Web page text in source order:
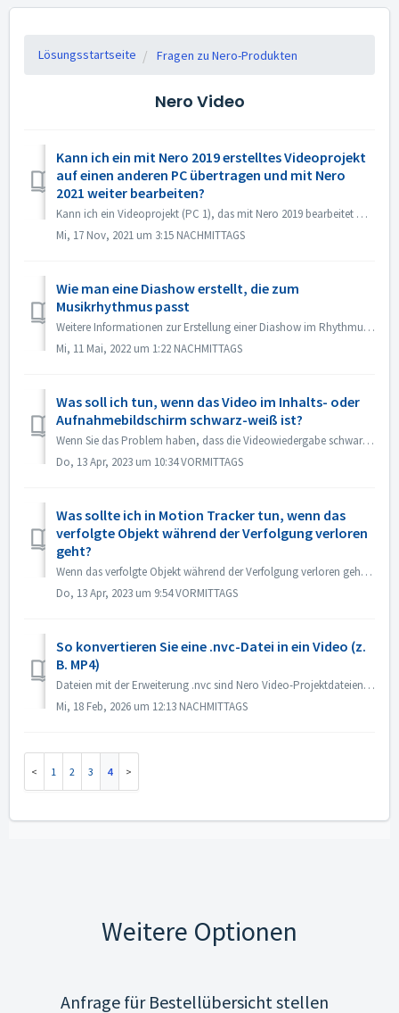
Lösungsstartseite Fragen zu Nero-Produkten
Nero Video
Kann ich ein mit Nero 2019 erstelltes Videoprojekt
auf einen anderen PC übertragen und mit Nero
2021 weiter bearbeiten?
Kann ich ein Videoprojekt (PC 1), das mit Nero 2019 bearbeitet wurde, auf einen anderen PC (PC 2) übertragen und mit Nero 2021 weiter bearbeiten? Ja, Sie kö...
Mi, 17 Nov, 2021 um 3:15 NACHMITTAGS
Wie man eine Diashow erstellt, die zum
Musikrhythmus passt
Weitere Informationen zur Erstellung einer Diashow im Rhythmus der Musik finden Sie unter folgendem Link: Erstellen einer Diashow im Rhythmus der Musik
Mi, 11 Mai, 2022 um 1:22 NACHMITTAGS
Was soll ich tun, wenn das Video im Inhalts- oder
Aufnahmebildschirm schwarz-weiß ist?
Wenn Sie das Problem haben, dass die Videowiedergabe schwarz-weiß ist, der Export/Brennvorgang aber in Farbe erfolgt, aktualisieren Sie bitte das Windows-Sy...
Do, 13 Apr, 2023 um 10:34 VORMITTAGS
Was sollte ich in Motion Tracker tun, wenn das
verfolgte Objekt während der Verfolgung verloren
geht?
Wenn das verfolgte Objekt während der Verfolgung verloren geht oder einen Versatz hat, können Sie die Verfolgung sofort stoppen, in der unteren linken Ecke ...
Do, 13 Apr, 2023 um 9:54 VORMITTAGS
So konvertieren Sie eine .nvc-Datei in ein Video (z.
B. MP4)
Dateien mit der Erweiterung .nvc sind Nero Video-Projektdateien, KEINE fertigen Videos. Sie enthalten Bearbeitungsanweisungen und Verknüpfungen zu Ihren Que...
Mi, 18 Feb, 2026 um 12:13 NACHMITTAGS
1 2 3 4
Weitere Optionen
Anfrage für Bestellübersicht stellen